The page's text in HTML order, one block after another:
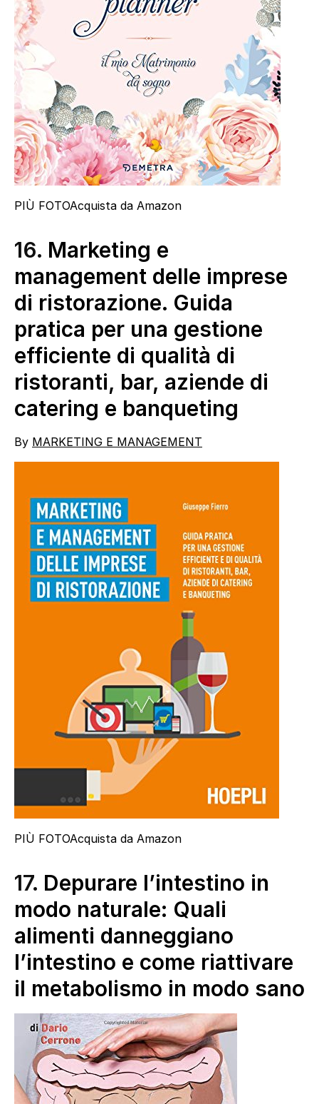
PIÙ FOTOAcquista da Amazon
16. Marketing e
management delle imprese
di ristorazione. Guida
pratica per una gestione
efficiente di qualità di
ristoranti, bar, aziende di
catering e banqueting
By MARKETING E MANAGEMENT
PIÙ FOTOAcquista da Amazon
17. Depurare l’intestino in
modo naturale: Quali
alimenti danneggiano
l’intestino e come riattivare
il metabolismo in modo sano